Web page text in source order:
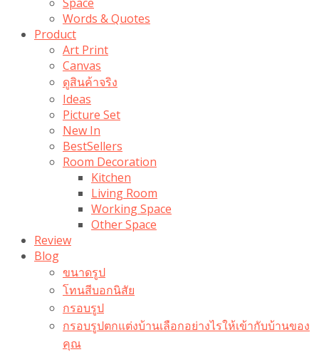
Words & Quotes
Product
Art Print
Canvas
ดูสินค้าจริง
Ideas
Picture Set
New In
BestSellers
Room Decoration
Kitchen
Living Room
Working Space
Other Space
Review
Blog
ขนาดรูป
โทนสีบอกนิสัย
กรอบรูป
กรอบรูปตกแต่งบ้านเลือกอย่างไรให้เข้ากับบ้านของ
คุณ